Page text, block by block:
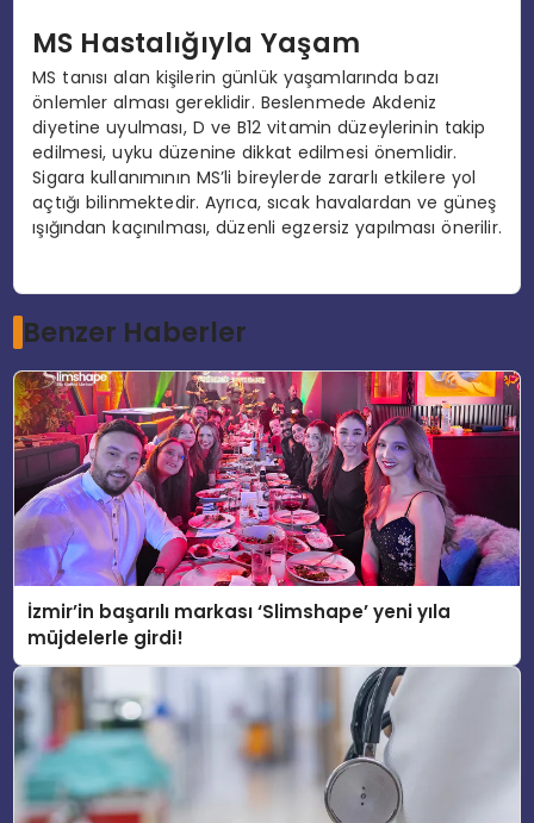
MS Hastalığıyla Yaşam
MS tanısı alan kişilerin günlük yaşamlarında bazı
önlemler alması gereklidir. Beslenmede Akdeniz
diyetine uyulması, D ve B12 vitamin düzeylerinin takip
edilmesi, uyku düzenine dikkat edilmesi önemlidir.
Sigara kullanımının MS’li bireylerde zararlı etkilere yol
açtığı bilinmektedir. Ayrıca, sıcak havalardan ve güneş
ışığından kaçınılması, düzenli egzersiz yapılması önerilir.
Benzer Haberler
İzmir’in başarılı markası ‘Slimshape’ yeni yıla
müjdelerle girdi!